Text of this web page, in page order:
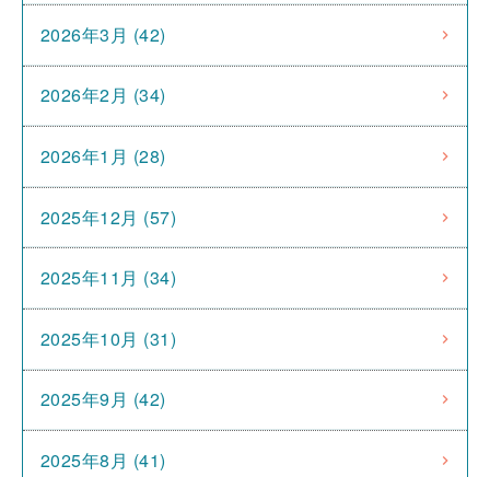
2026年3月 (42)
2026年2月 (34)
2026年1月 (28)
2025年12月 (57)
2025年11月 (34)
2025年10月 (31)
2025年9月 (42)
2025年8月 (41)